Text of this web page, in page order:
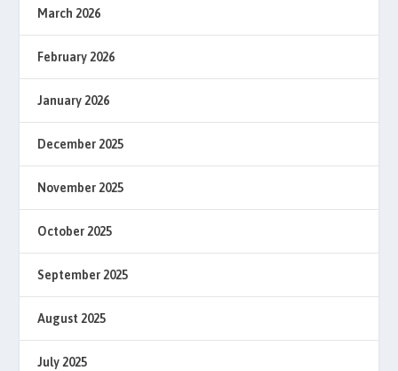
March 2026
February 2026
January 2026
December 2025
November 2025
October 2025
September 2025
August 2025
July 2025